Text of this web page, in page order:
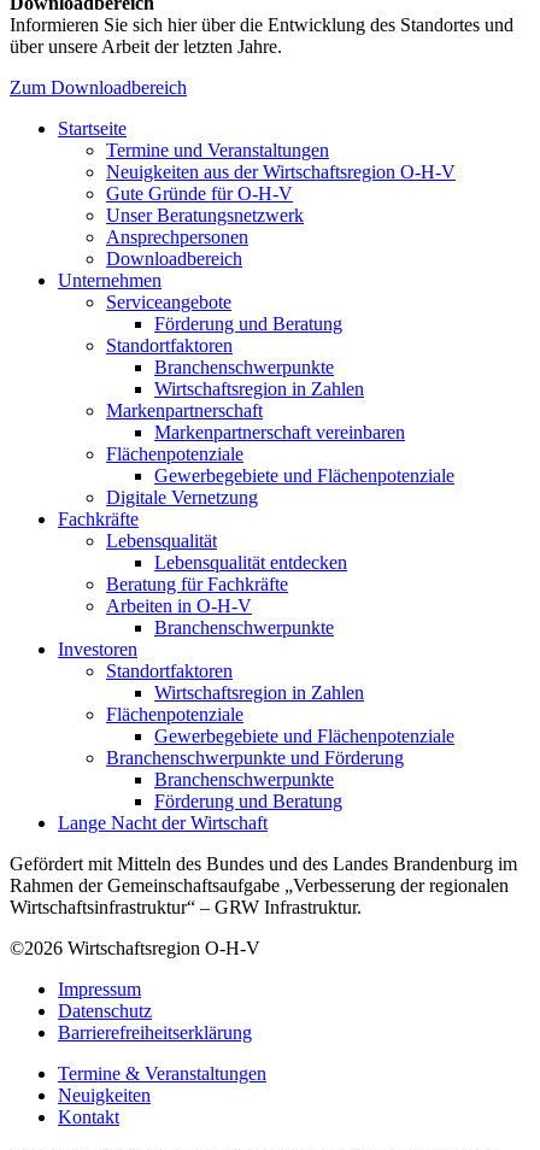
Informieren Sie sich hier über die Entwicklung des Standortes und
über unsere Arbeit der letzten Jahre.
Zum Downloadbereich
Startseite
Termine und Veranstaltungen
Neuigkeiten aus der Wirtschaftsregion O-H-V
Gute Gründe für O-H-V
Unser Beratungsnetzwerk
Ansprechpersonen
Downloadbereich
Unternehmen
Serviceangebote
Förderung und Beratung
Standortfaktoren
Branchenschwerpunkte
Wirtschaftsregion in Zahlen
Markenpartnerschaft
Markenpartnerschaft vereinbaren
Flächenpotenziale
Gewerbegebiete und Flächenpotenziale
Digitale Vernetzung
Fachkräfte
Lebensqualität
Lebensqualität entdecken
Beratung für Fachkräfte
Arbeiten in O-H-V
Branchenschwerpunkte
Investoren
Standortfaktoren
Wirtschaftsregion in Zahlen
Flächenpotenziale
Gewerbegebiete und Flächenpotenziale
Branchenschwerpunkte und Förderung
Branchenschwerpunkte
Förderung und Beratung
Lange Nacht der Wirtschaft
Gefördert mit Mitteln des Bundes und des Landes Brandenburg im
Rahmen der Gemeinschaftsaufgabe „Verbesserung der regionalen
Wirtschaftsinfrastruktur“ – GRW Infrastruktur.
©2026 Wirtschaftsregion O-H-V
Impressum
Datenschutz
Barrierefreiheitserklärung
Termine & Veranstaltungen
Neuigkeiten
Kontakt